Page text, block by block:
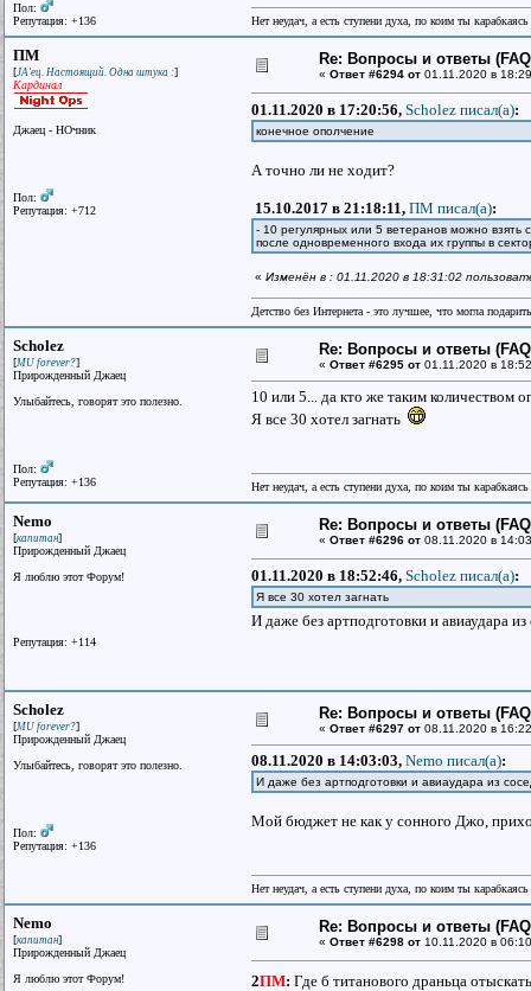
Пол:
Репутация: +136
Нет неудач, а есть ступени духа, по коим ты
ПМ
[JA'ец. Настоящий. Одна штука :]
Кардинал
Джаец - НОчник
Пол:
Репутация: +712
Re: Вопросы и ответы
« Ответ #6294 от 01.11.2020 в
01.11.2020 в 17:20:56, Scholez писал(a):
конечное ополчение
А точно ли не ходит?
15.10.2017 в 21:18:11, ПМ писал(a):
- 10 регулярных или 5 ветеранов можно взять
после одновременного входа их группы в
« Изменён в : 01.11.2020 в 18:31:02
Детство без Интернета - это лучшее, что могла
Scholez
[MU forever?]
Прирожденный Джаец
Улыбайтесь, говорят это полезно.
Пол:
Репутация: +136
Re: Вопросы и ответы
« Ответ #6295 от 01.11.2020 в
10 или 5... да кто же таким количеством
Я все 30 хотел загнать
Нет неудач, а есть ступени духа, по коим ты
Nemo
[капитан]
Прирожденный Джаец
Я люблю этот Форум!
Репутация: +114
Re: Вопросы и ответы
« Ответ #6296 от 08.11.2020 в
01.11.2020 в 18:52:46, Scholez писал(a):
Я все 30 хотел загнать
И даже без артподготовки и авиаудара
Scholez
[MU forever?]
Прирожденный Джаец
Улыбайтесь, говорят это полезно.
Пол:
Репутация: +136
Re: Вопросы и ответы
« Ответ #6297 от 08.11.2020 в
08.11.2020 в 14:03:03, Nemo писал(a):
И даже без артподготовки и авиаудара из
Мой бюджет не как у сонного Джо,
Нет неудач, а есть ступени духа, по коим ты
Nemo
[капитан]
Прирожденный Джаец
Я люблю этот Форум!
Re: Вопросы и ответы
« Ответ #6298 от 10.11.2020 в
2ПМ: Где б титанового драньца